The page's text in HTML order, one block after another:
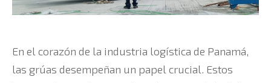
En el corazón de la industria logística de Panamá,
las grúas desempeñan un papel crucial. Estos